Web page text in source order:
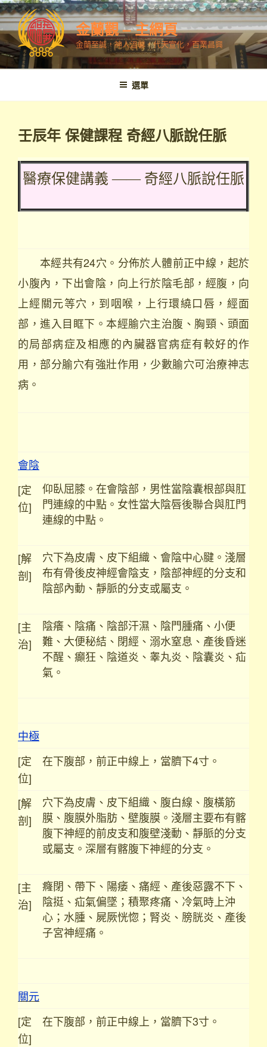
跳
至
內
容
金蘭觀 – 主網頁
金蘭至誠，神人溫馨，代天宣化，百業昌興
選單
壬辰年 保健課程 奇經八脈說任脈
醫療保健講義 —— 奇經八脈說任脈
本經共有24穴。分佈於人體前正中線，起於
小腹內，下出會陰，向上行於陰毛部，經腹，向
上經關元等穴，到咽喉，上行環繞口唇，經面
部，進入目眶下。本經腧穴主治腹、胸頸、頭面
的局部病症及相應的內臟器官病症有較好的作
用，部分腧穴有強壯作用，少數腧穴可治療神志
病。
會陰
[定
位]
仰臥屈膝。在會陰部，男性當陰囊根部與肛
門連線的中點。女性當大陰唇後聯合與肛門
連線的中點。
[解
剖]
穴下為皮膚、皮下組織、會陰中心腱。淺層
布有骨後皮神經會陰支，陰部神經的分支和
陰部內動、靜脈的分支或屬支。
[主
治]
陰癢、陰痛、陰部汗濕、陰門腫痛、小便
難、大便秘結、閉經、溺水窒息、產後昏迷
不醒、癲狂、陰道炎、睾丸炎、陰囊炎、疝
氣。
中極
[定
位]
在下腹部，前正中線上，當臍下4寸。
[解
剖]
穴下為皮膚、皮下組織、腹白線、腹橫筋
膜、腹膜外脂肪、壁腹膜。淺層主要布有髂
腹下神經的前皮支和腹壁淺動、靜脈的分支
或屬支。深層有髂腹下神經的分支。
[主
治]
癃閉、帶下、陽痿、痛經、產後惡露不下、
陰挺、疝氣偏墜；積聚疼痛、冷氣時上沖
心；水腫、屍厥恍惚；腎炎、膀胱炎、產後
子宮神經痛。
關元
[定
位]
在下腹部，前正中線上，當臍下3寸。